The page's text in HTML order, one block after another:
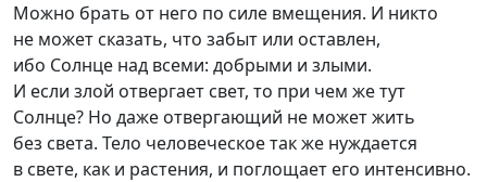
Можно брать от него по силе вмещения. И никто
не может сказать, что забыт или оставлен,
ибо Солнце над всеми: добрыми и злыми.
И если злой отвергает свет, то при чем же тут
Солнце? Но даже отвергающий не может жить
без света. Тело человеческое так же нуждается
в свете, как и растения, и поглощает его интенсивно.